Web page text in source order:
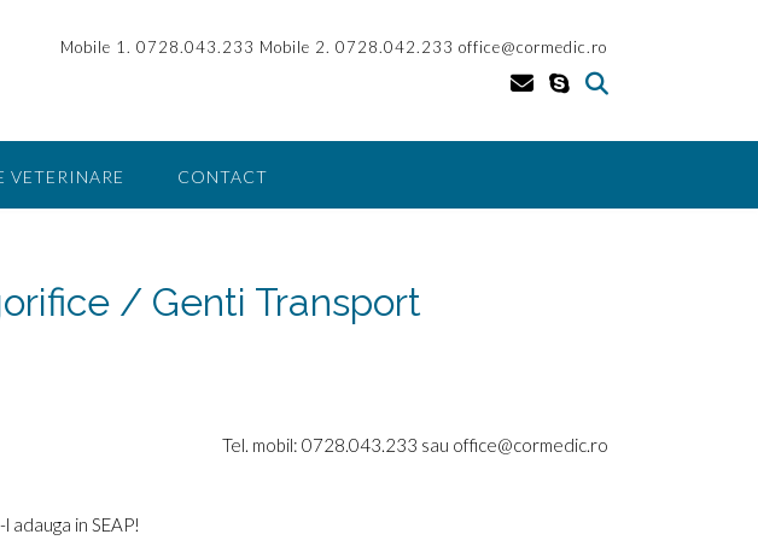
Mobile 1. 0728.043.233 Mobile 2. 0728.042.233 office@cormedic.ro
VETERINARE CONTACT
/ Genti Transport
Tel. mobil: 0728.043.233 sau office@cormedic.ro
in SEAP!